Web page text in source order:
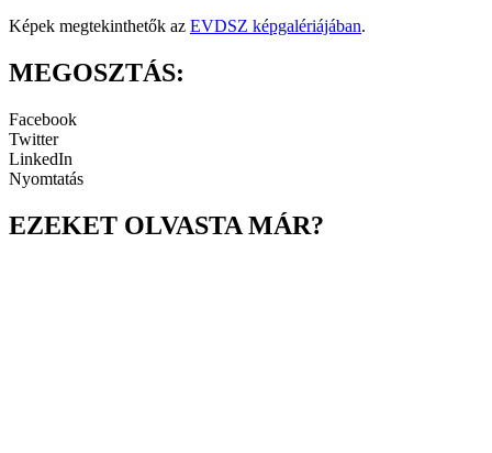
Képek megtekinthetők az EVDSZ képgalériájában.
MEGOSZTÁS:
Facebook
Twitter
LinkedIn
Nyomtatás
EZEKET OLVASTA MÁR?